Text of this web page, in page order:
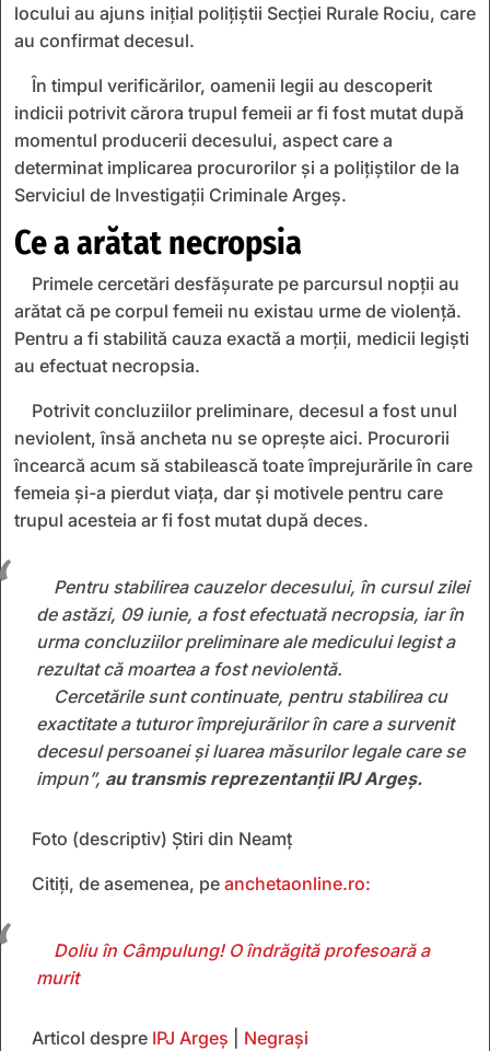
locului au ajuns inițial polițiștii Secției Rurale Rociu, care
au confirmat decesul.
În timpul verificărilor, oamenii legii au descoperit
indicii potrivit cărora trupul femeii ar fi fost mutat după
momentul producerii decesului, aspect care a
determinat implicarea procurorilor și a polițiștilor de la
Serviciul de Investigații Criminale Argeș.
Ce a arătat necropsia
Primele cercetări desfășurate pe parcursul nopții au
arătat că pe corpul femeii nu existau urme de violență.
Pentru a fi stabilită cauza exactă a morții, medicii legiști
au efectuat necropsia.
Potrivit concluziilor preliminare, decesul a fost unul
neviolent, însă ancheta nu se oprește aici. Procurorii
încearcă acum să stabilească toate împrejurările în care
femeia și-a pierdut viața, dar și motivele pentru care
trupul acesteia ar fi fost mutat după deces.
Pentru stabilirea cauzelor decesului, în cursul zilei
de astăzi, 09 iunie, a fost efectuată necropsia, iar în
urma concluziilor preliminare ale medicului legist a
rezultat că moartea a fost neviolentă.
Cercetările sunt continuate, pentru stabilirea cu
exactitate a tuturor împrejurărilor în care a survenit
decesul persoanei și luarea măsurilor legale care se
impun”, au transmis reprezentanții IPJ Argeș.
Foto (descriptiv) Știri din Neamț
Citiți, de asemenea, pe anchetaonline.ro:
Doliu în Câmpulung! O îndrăgită profesoară a
murit
Articol despre IPJ Argeș Negrași